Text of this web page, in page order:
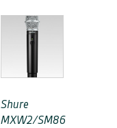
Shure
MXW2/SM86